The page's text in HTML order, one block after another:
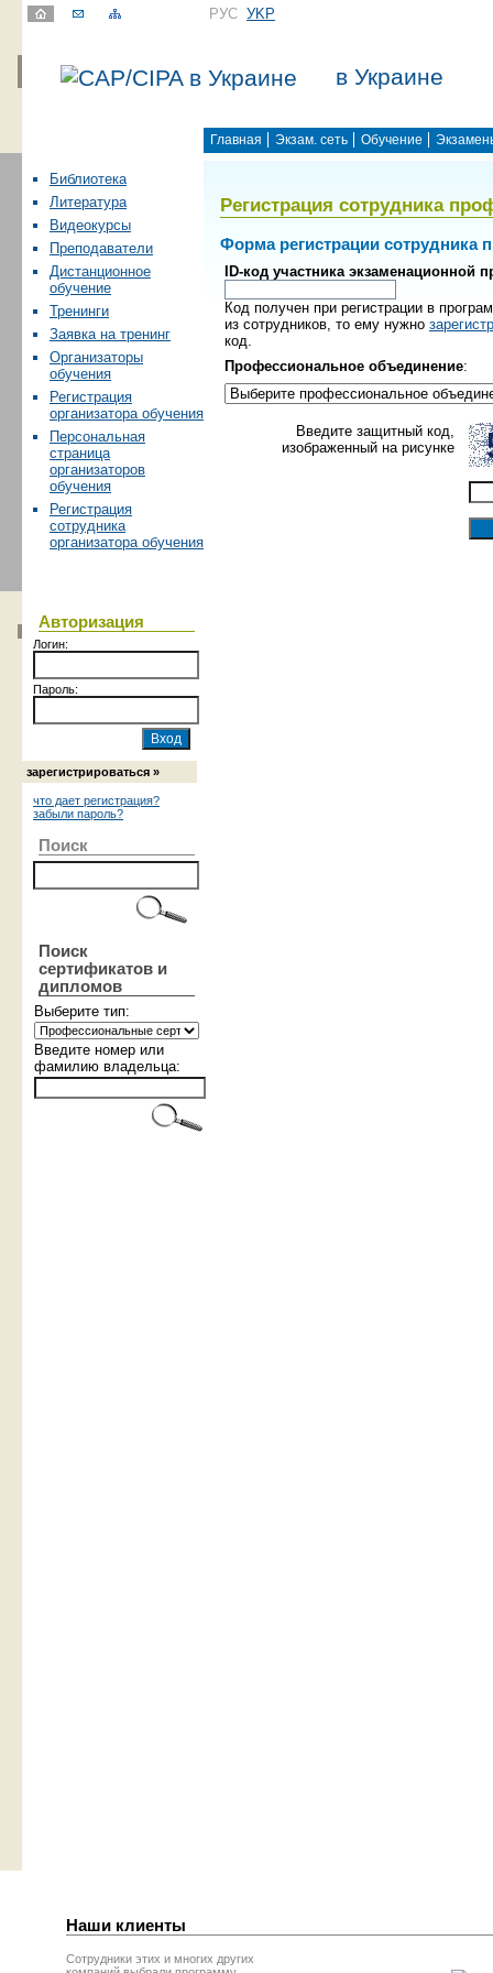
РУС УKР
в Украине
Главная Экзам. сеть Обучение
Библиотека
Литература
Видеокурсы
Преподаватели
Дистанционное
обучение
Тренинги
Заявка на тренинг
Организаторы
обучения
Регистрация
организатора обучения
Персональная
страница
организаторов
обучения
Регистрация
сотрудника
организатора обучения
Авторизация
Логин:
Пароль:
зарегистрироваться »
что дает регистрация?
забыли пароль?
Поиск
Поиск
сертификатов и
дипломов
Выберите тип:
Введите номер или
фамилию владельца:
Регистрация сотрудника
Форма регистрации сотрудника
ID-код участника экзаменационной
Код получен при регистрации в
из сотрудников, то ему нужно
код.
Профессиональное объединение:
Введите защитный код,
изображенный на рисунке
Наши клиенты
Сотрудники этих и многих других